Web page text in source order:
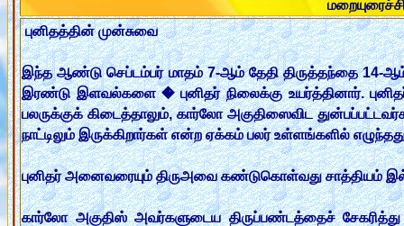
புனிதத்தின் முன்சுவை
இந்த ஆண்டு செப்டம்பர் மாதம் 7-ஆம் தேதி திருத்தந்தை 14-
இரண்டு இளவல்களை � புனிதர் நிலைக்கு உயர்த்தினார்.
பலருக்குக் கிடைத்தாலும், கார்லோ அகுதிஸைவிட
நாட்டிலும் இருக்கிறார்கள் என்ற ஏக்கம் பலர் உள்ளங்களில்
புனிதர் அனைவரையும் திருஅவை கண்டுகொள்வது சாத்தியம்
கார்லோ அகுதிஸ் அவர்களுடைய திருப்பண்டத்தைச்